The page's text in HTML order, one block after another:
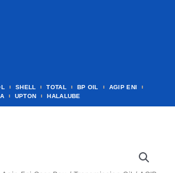
SHELL TOTAL BP OIL
AGIP ENI
UPTON HALALUBE